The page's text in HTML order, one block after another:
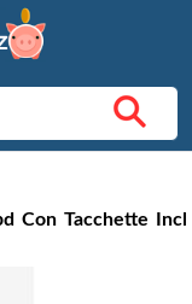
Con Tacchette Incl